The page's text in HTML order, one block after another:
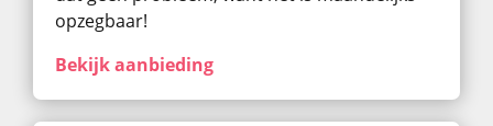
opzegbaar!
Bekijk aanbieding